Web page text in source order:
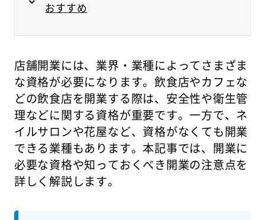
おすすめ
店舗開業には、業界・業種によってさまざま
な資格が必要になります。飲食店やカフェな
どの飲食店を開業する際は、安全性や衛生管
理などに関する資格が重要です。一方で、ネ
イルサロンや花屋など、資格がなくても開業
できる業種もあります。本記事では、開業に
必要な資格や知っておくべき開業の注意点を
詳しく解説します。